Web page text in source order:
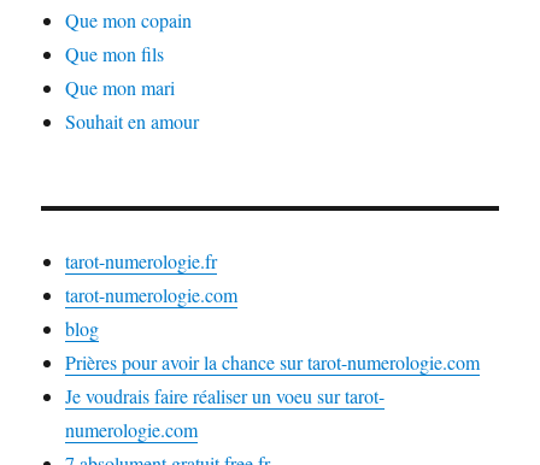
Que mon copain
Que mon fils
Que mon mari
Souhait en amour
tarot-numerologie.fr
tarot-numerologie.com
blog
Prières pour avoir la chance sur tarot-numerologie.com
Je voudrais faire réaliser un voeu sur tarot-
numerologie.com